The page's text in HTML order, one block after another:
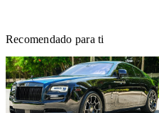
Recomendado para ti